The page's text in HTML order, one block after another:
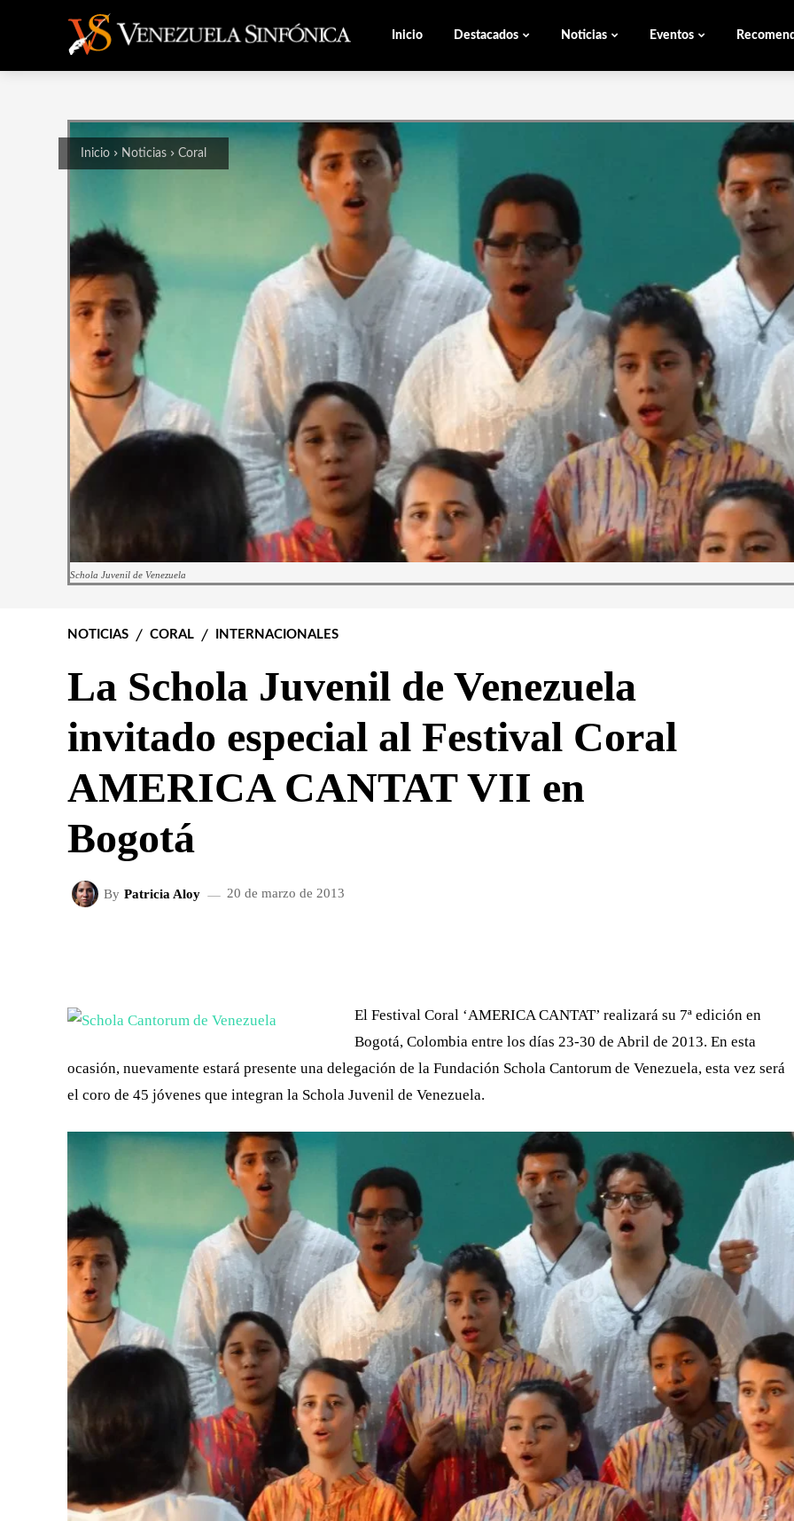
Inicio Destacados Noticias Eventos
Inicio Noticias Coral
Schola Juvenil de Venezuela
NOTICIAS CORAL INTERNACIONALES
La Schola Juvenil de Venezuela
invitado especial al Festival Coral
AMERICA CANTAT VII en
Bogotá
By Patricia Aloy 20 de marzo de 2013
El Festival Coral ‘AMERICA CANTAT’ realizará su 7ª edición en
Bogotá, Colombia entre los días 23-30 de Abril de 2013. En esta
ocasión, nuevamente estará presente una delegación de la Fundación Schola Cantorum de Venezuela, esta vez será
el coro de 45 jóvenes que integran la Schola Juvenil de Venezuela.